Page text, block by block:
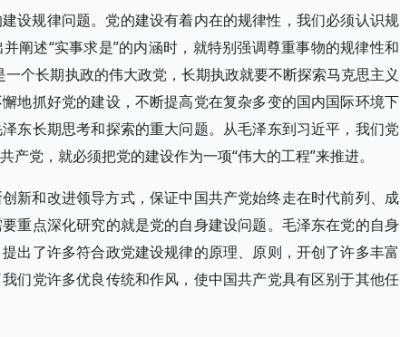
设规律问题。党的建设有着内在的规律性，我们必须认识规
阐述“实事求是”的内涵时，就特别强调尊重事物的规律性和
个长期执政的伟大政党，长期执政就要不断探索马克思主义
地抓好党的建设，不断提高党在复杂多变的国内国际环境下
东长期思考和探索的重大问题。从毛泽东到习近平，我们党
党，就必须把党的建设作为一项“伟大的工程”来推进。
新和改进领导方式，保证中国共产党始终走在时代前列、成
重点深化研究的就是党的自身建设问题。毛泽东在党的自身
出了许多符合政党建设规律的原理、原则，开创了许多丰富
们党许多优良传统和作风，使中国共产党具有区别于其他任